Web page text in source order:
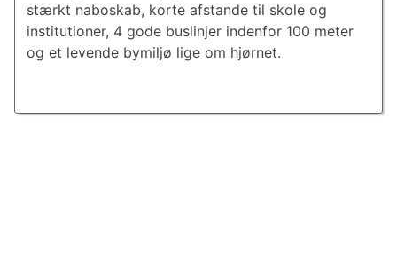
stærkt naboskab, korte afstande til skole og
institutioner, 4 gode buslinjer indenfor 100 meter
og et levende bymiljø lige om hjørnet.